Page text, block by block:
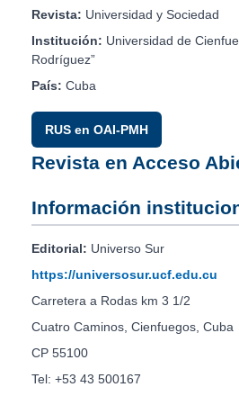
Revista: Universidad y Sociedad
Institución: Universidad de
Rodríguez”
País: Cuba
RUS en OAI-PMH
Revista en Acceso
Información
Editorial: Universo Sur
https://universosur.ucf.edu.cu
Carretera a Rodas km 3 1/2
Cuatro Caminos, Cienfuegos, Cuba
CP 55100
Tel: +53 43 500167